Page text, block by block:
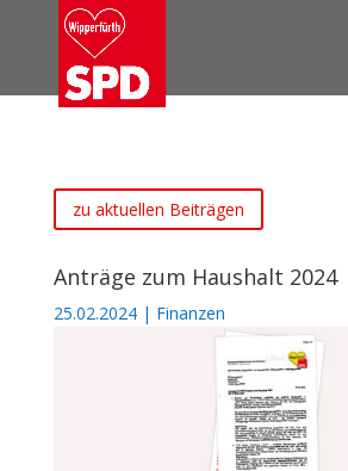
zu aktuellen Beiträgen
Anträge zum Haushalt 2024
25.02.2024| Finanzen